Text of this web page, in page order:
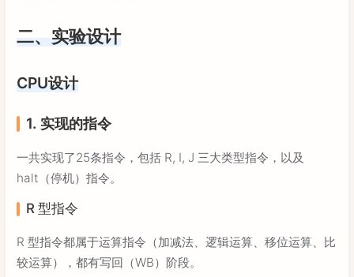
二、实验设计
CPU设计
1. 实现的指令
一共实现了25条指令，包括 R, I, J 三大类型指令，以及
halt（停机）指令。
R 型指令
R 型指令都属于运算指令（加减法、逻辑运算、移位运算、比
较运算），都有写回（WB）阶段。